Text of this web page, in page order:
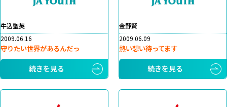
牛込聖英
2009.06.16
守りたい世界があるんだっ
続きを見る
金野賢
2009.06.09
熱い想い待ってます
続きを見る